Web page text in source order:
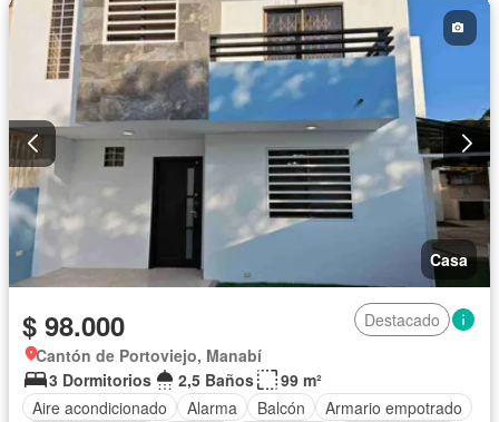
Casa
$ 98.000
Destacado
Cantón de Portoviejo, Manabí
3 Dormitorios
2,5 Baños
99 m²
Aire acondicionado
Alarma Balcón
Armario empotrado